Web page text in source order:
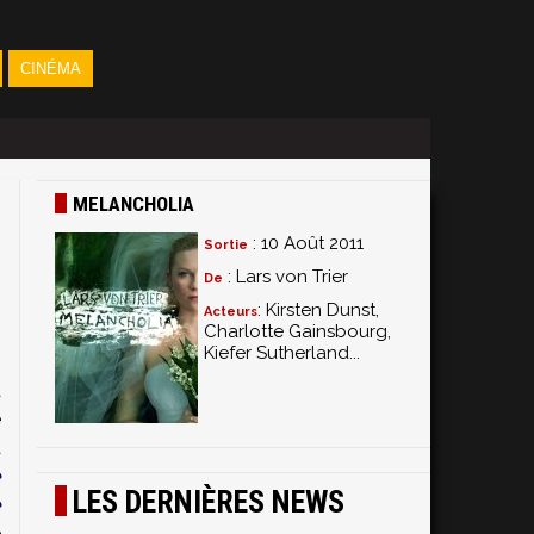
CINÉMA
MELANCHOLIA
Sortie : 10 Août 2011
De : Lars von Trier
Acteurs: Kirsten Dunst,
Charlotte Gainsbourg,
Kiefer Sutherland...
LES DERNIÈRES NEWS